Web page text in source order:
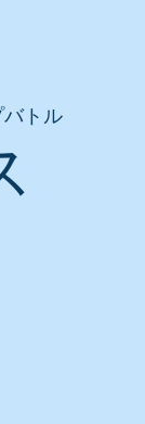
バトル